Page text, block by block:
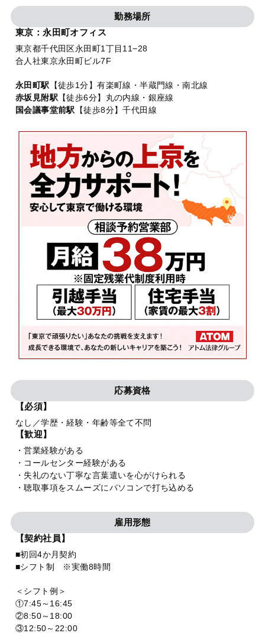
勤務場所
東京：永田町オフィス
東京都千代田区永田町1丁目11−28
合人社東京永田町ビル7F
永田町駅 【徒歩1分】有楽町線・半蔵門線・南北線
赤坂見附駅 【徒歩6分】丸の内線・銀座線
国会議事堂前駅
【徒歩8分】千代田線
応募資格
【必須】
なし／学歴・経験・年齢等全て不問
【歓迎】
・営業経験がある
・コールセンター経験がある
・失礼のない丁寧な言葉遣いを心がけられる
・聴取事項をスムーズにパソコンで打ち込める
雇用形態
【契約社員】
■初回4か月契約
■シフト制 ※実働8時間
＜シフト例＞
①7:45～16:45
②8:50～18:00
③12:50～22:00